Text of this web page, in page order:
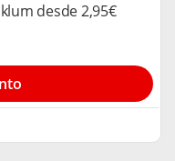
desde 2,95€